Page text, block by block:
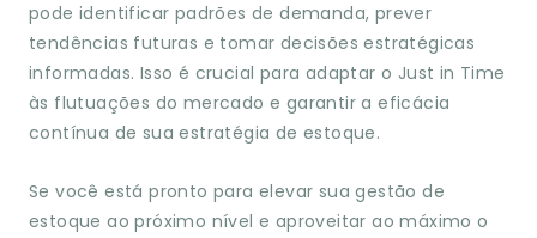
pode identificar padrões de demanda, prever
tendências futuras e tomar decisões estratégicas
informadas. Isso é crucial para adaptar o Just in Time
às flutuações do mercado e garantir a eficácia
contínua de sua estratégia de estoque.
Se você está pronto para elevar sua gestão de
estoque ao próximo nível e aproveitar ao máximo o